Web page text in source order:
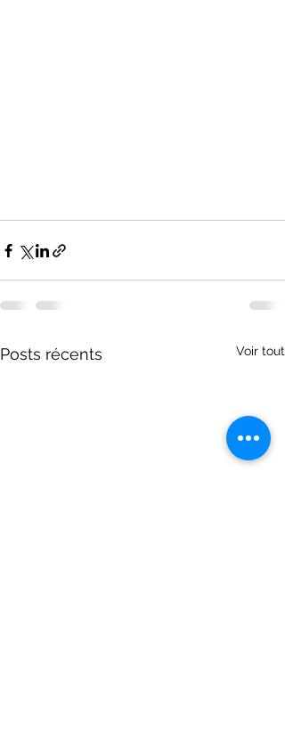
Posts récents Voir tout